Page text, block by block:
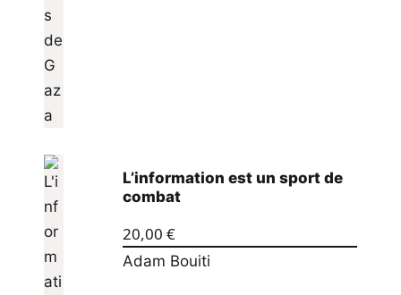
L’information est un sport de
combat
20,00 €
Adam Bouiti